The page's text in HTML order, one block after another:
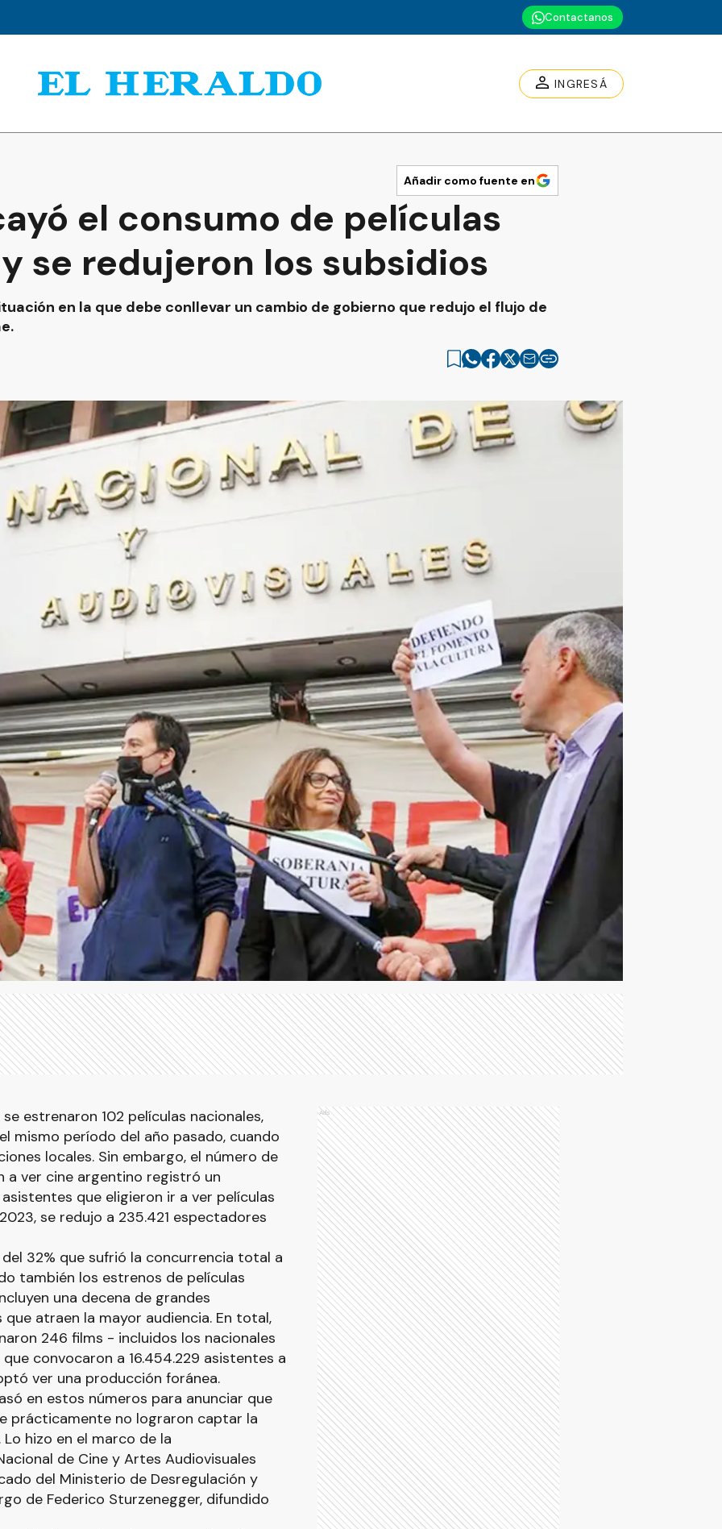
Contactanos
INGRESÁ
Añadir como fuente en
el consumo de películas
se redujeron los subsidios
en la que debe conllevar un cambio de gobierno que redujo el flujo de
estrenaron 102 películas nacionales,
mismo período del año pasado, cuando
locales. Sin embargo, el número de
ver cine argentino registró un
que eligieron ir a ver películas
se redujo a 235.421 espectadores
32% que sufrió la concurrencia total a
también los estrenos de películas
una decena de grandes
atraen la mayor audiencia. En total,
246 films - incluidos los nacionales
convocaron a 16.454.229 asistentes a
ver una producción foránea.
en estos números para anunciar que
prácticamente no lograron captar la
hizo en el marco de la
de Cine y Artes Audiovisuales
del Ministerio de Desregulación y
de Federico Sturzenegger, difundido
Ads